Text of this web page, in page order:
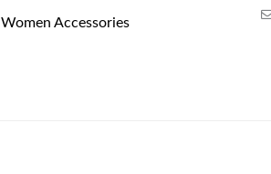
Women Accessories